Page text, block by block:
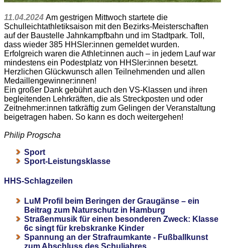
11.04.2024 Am gestrigen Mittwoch startete die
Schulleichtathletiksaison mit den Bezirks-Meisterschaften
auf der Baustelle Jahnkampfbahn und im Stadtpark. Toll,
dass wieder 385 HHSler:innen gemeldet wurden.
Erfolgreich waren die Athlet:innen auch – in jedem Lauf war
mindestens ein Podestplatz von HHSler:innen besetzt.
Herzlichen Glückwunsch allen Teilnehmenden und allen
Medaillengewinner:innen!
Ein großer Dank gebührt auch den VS-Klassen und ihren
begleitenden Lehrkräften, die als Streckposten und oder
Zeitnehmer:innen tatkräftig zum Gelingen der Veranstaltung
beigetragen haben. So kann es doch weitergehen!
Philip Progscha
Sport
Sport-Leistungsklasse
HHS-Schlagzeilen
LuM Profil beim Beringen der Graugänse – ein
Beitrag zum Naturschutz in Hamburg
Straßenmusik für einen besonderen Zweck: Klasse
6c singt für krebskranke Kinder
Spannung an der Strafraumkante - Fußballkunst
zum Abschluss des Schuljahres